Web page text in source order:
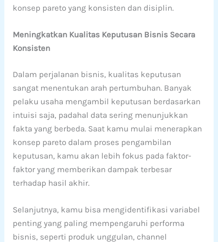
konsep pareto yang konsisten dan disiplin.
Meningkatkan Kualitas Keputusan Bisnis Secara
Konsisten
Dalam perjalanan bisnis, kualitas keputusan
sangat menentukan arah pertumbuhan. Banyak
pelaku usaha mengambil keputusan berdasarkan
intuisi saja, padahal data sering menunjukkan
fakta yang berbeda. Saat kamu mulai menerapkan
konsep pareto dalam proses pengambilan
keputusan, kamu akan lebih fokus pada faktor-
faktor yang memberikan dampak terbesar
terhadap hasil akhir.
Selanjutnya, kamu bisa mengidentifikasi variabel
penting yang paling mempengaruhi performa
bisnis, seperti produk unggulan, channel